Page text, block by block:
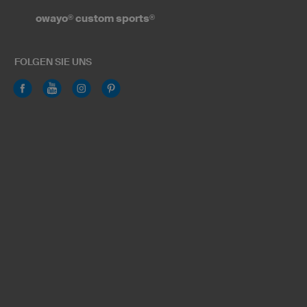
owayo® custom sports®
FOLGEN SIE UNS